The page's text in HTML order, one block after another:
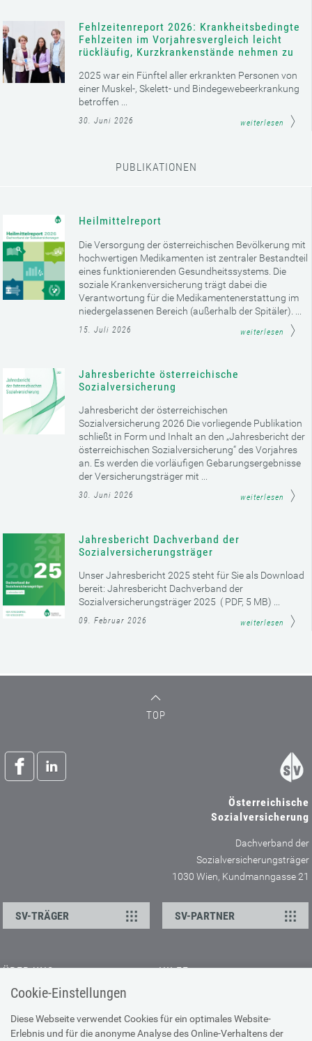
Cookie-Einstellungen
Diese Webseite verwendet Cookies für ein optimales Website-
Erlebnis und für die anonyme Analyse des Online-Verhaltens der
Fehlzeitenreport 2026: Krankheitsbedingte
Fehlzeiten im Vorjahresvergleich leicht
rückläufig, Kurzkrankenstände nehmen zu
2025 war ein Fünftel aller erkrankten Personen von
einer Muskel-, Skelett- und Bindegewebeerkrankung
betroffen ...
30. Juni 2026 weiterlesen
PUBLIKATIONEN
Heilmittelreport
Die Versorgung der österreichischen Bevölkerung mit
hochwertigen Medikamenten ist zentraler Bestandteil
eines funktionierenden Gesundheitssystems. Die
soziale Krankenversicherung trägt dabei die
Verantwortung für die Medikamentenerstattung im
niedergelassenen Bereich (außerhalb der Spitäler). ...
15. Juli 2026 weiterlesen
Jahresberichte österreichische
Sozialversicherung
Jahresbericht der österreichischen
Sozialversicherung 2026 Die vorliegende Publikation
schließt in Form und Inhalt an den „Jahresbericht der
österreichischen Sozialversicherung“ des Vorjahres
an. Es werden die vorläufigen Gebarungsergebnisse
der Versicherungsträger mit ...
30. Juni 2026 weiterlesen
Jahresbericht Dachverband der
Sozialversicherungsträger
Unser Jahresbericht 2025 steht für Sie als Download
bereit: Jahresbericht Dachverband der
Sozialversicherungsträger 2025 ( PDF, 5 MB) ...
09. Februar 2026 weiterlesen
TOP
Österreichische
Sozialversicherung
Dachverband der
Sozialversicherungsträger
1030 Wien, Kundmanngasse 21
SV-TRÄGER SV-PARTNER
ÜBER UNS
Kontakt
Offene Stellen
Presse
HILFE
Browser-Info & Sicherheit
Hilfe zur Suche